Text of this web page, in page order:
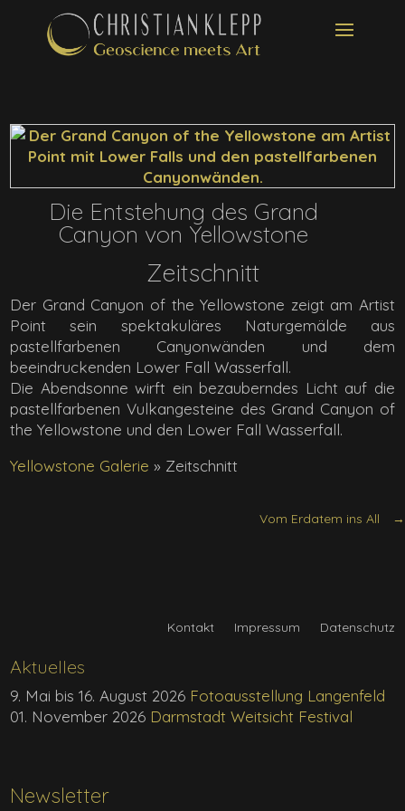
Die Entstehung des Grand
Canyon von Yellowstone
Zeitschnitt
Der Grand Canyon of the Yellowstone zeigt am Artist
Point sein spektakuläres Naturgemälde aus
pastellfarbenen Canyonwänden und dem
beeindruckenden Lower Fall Wasserfall.
Die Abendsonne wirft ein bezauberndes Licht auf die
pastellfarbenen Vulkangesteine des Grand Canyon of
the Yellowstone und den Lower Fall Wasserfall.
Yellowstone Galerie » Zeitschnitt
Vom Erdatem ins All
Newsletter
Aktuelles
9. Mai bis 16. August 2026 Fotoausstellung Langenfeld
01. November 2026 Darmstadt Weitsicht Festival
Kontakt Impressum Datenschutz